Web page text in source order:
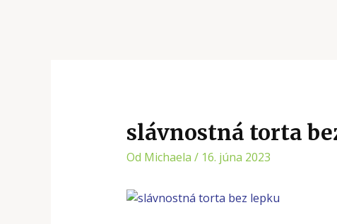
slávnostná torta
Od Michaela / 16. júna 2023